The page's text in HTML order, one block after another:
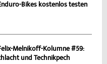
Bikes kostenlos testen
Melnikoff-Kolumne #59:
und Technikpech